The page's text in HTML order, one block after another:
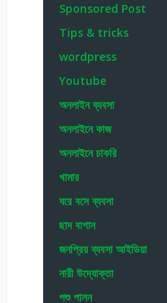
solution
Sponsored Post
Tips & tricks
wordpress
Youtube
অনলাইন ব্যবসা
অনলাইনে কাজ
অনলাইনে চাকরি
খামার
ঘরে বসে ব্যবসা
ছাদ বাগান
জনপ্রিয় ব্যবসা আইডিয়া
নারী উদ্যোক্তা